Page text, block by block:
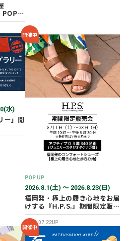
POP
水)
ー」開
開催中
POP UP
2026.8.1(土) 〜 2026.8.23(日)
福岡発・極上の履き心地をお届
けする『H.P.S.』期間限定販売
会を開催✨
2026.07.22UP
開催中